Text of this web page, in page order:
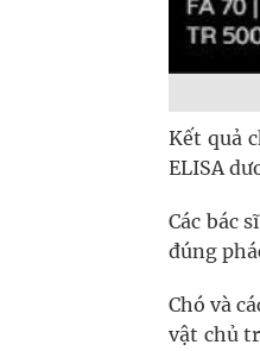
Kết quả
ELISA
Các bác
đúng
Chó và
vật chủ